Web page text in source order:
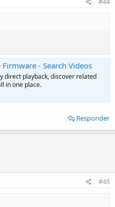
- Search Videos
direct playback, discover related
in one place.
Responder
#45